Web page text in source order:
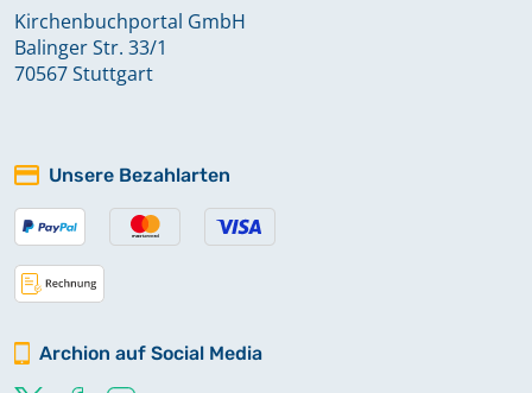
Kirchenbuchportal GmbH
Balinger Str. 33/1
70567 Stuttgart
Unsere Bezahlarten
Archion auf Social Media